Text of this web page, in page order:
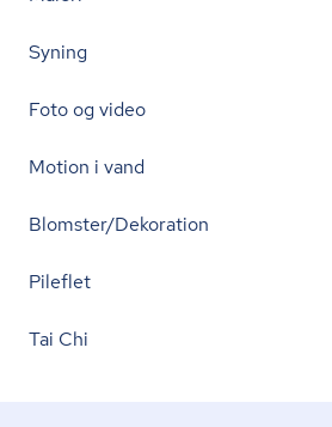
Syning
Foto og video
Motion i vand
Blomster/Dekoration
Pileflet
Tai Chi